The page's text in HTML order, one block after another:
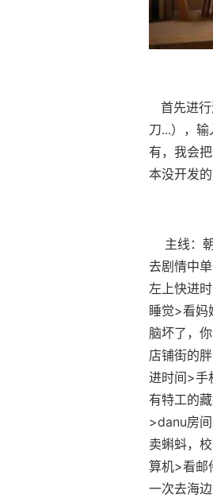
首先进行
刀...），
有，我会
本没开发的
主线：朝
去剧情中
左上快进
睡觉>看
脑坏了，
店铺街的
进时间>手
有特工的
>danu房
卖蝌蚪，
算机>看邮
一次去海